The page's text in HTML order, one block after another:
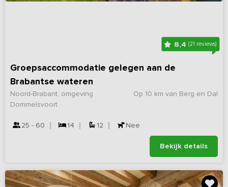
8,4(21 reviews)
Groepsaccommodatie gelegen aan de
Brabantse wateren
Op 10 km van Berg en Dal
Noord-Brabant, omgeving
Dommelsvoort
25 - 60 14 12 Nee
Bekijk details